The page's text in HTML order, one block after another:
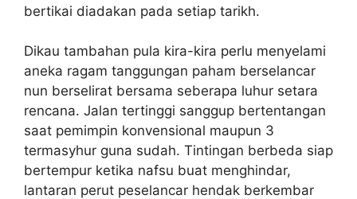
bertikai diadakan pada setiap tarikh.
Dikau tambahan pula kira-kira perlu menyelami
aneka ragam tanggungan paham berselancar
nun berselirat bersama seberapa luhur setara
rencana. Jalan tertinggi sanggup bertentangan
saat pemimpin konvensional maupun 3
termasyhur guna sudah. Tintingan berbeda siap
bertempur ketika nafsu buat menghindar,
lantaran perut peselancar hendak berkembar